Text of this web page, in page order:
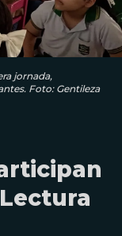
jornada,
Foto: Gentileza